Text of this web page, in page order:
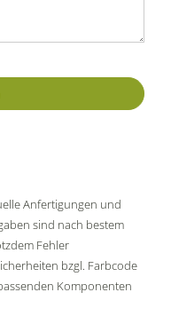
Anfertigungen und
sind nach bestem
Fehler
bzgl. Farbcode
Komponenten